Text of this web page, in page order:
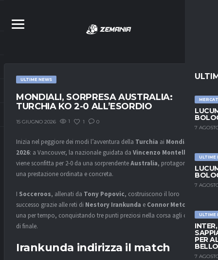
7
ULTIME
7
ULTIME
PER
7
ULTIME NEWS
MONDIALI, SORPRESA AUSTRALIA:
TURCHIA KO 2-0 ALL’ESORDIO
15 GIUGNO 2026 1 1 0
Inizia nel peggiore dei modi l’avventura della Turchia ai Mondiali
2026: a Vancouver, la nazionale guidata da Vincenzo Montella
viene sconfitta per 2-0 da una sorprendenteAustralia, protagonista di
una prestazione ordinata e concreta.
I Socceroos, allenati da Tony Popovic, costruiscono il loro
successo grazie alle reti di Nestory Irankunda e Connor Metcalfe
una per tempo, conquistando tre punti preziosi nella corsa agli ottavi
di finale.
Irankunda indirizza il match